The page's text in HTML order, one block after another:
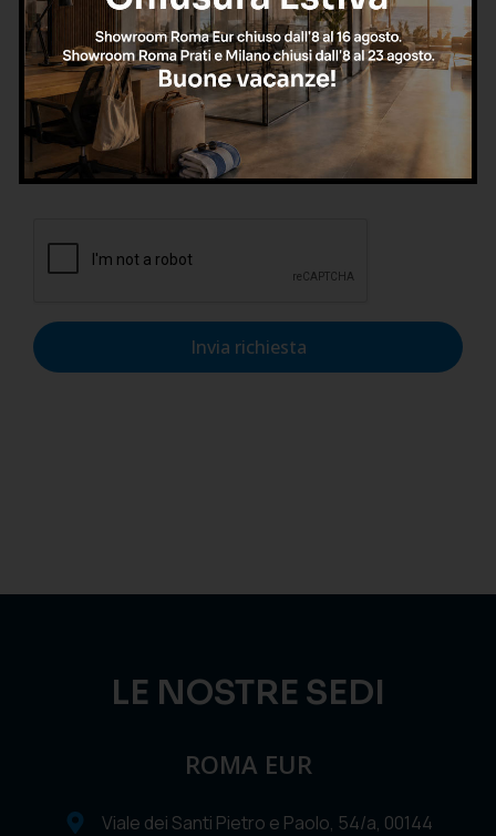
Confermo di aver letto l'informativa sulla privacy, di
accettarne le condizioni e di autorizzare il trattamento dei
dati personali nel rispetto del GDPR.
Invia richiesta
LE NOSTRE SEDI
ROMA EUR
Viale dei Santi Pietro e Paolo, 54/a, 00144